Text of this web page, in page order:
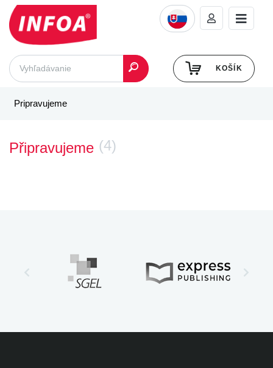
KOŠÍK
Pripravujeme
Připravujeme (4)